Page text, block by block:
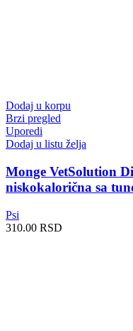
Dodaj u korpu
Brzi pregled
Uporedi
Dodaj u listu želja
Monge VetSolution
niskokalorična sa
Psi
310.00 RSD